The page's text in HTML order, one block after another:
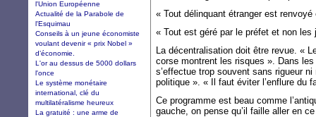
« Tout délinquant étranger est
« Tout est géré par le préfet et non les
La décentralisation doit être revue. «
corse montrent les risques ». Dans
s’effectue trop souvent sans rigueur
politique ». « Il faut éviter l’enflure du
Ce programme est beau comme
gauche, on pense qu’il faille aller en
l'Union Européenne
Actualité de la Parabole de
l'Esquimau
Conseils à un jeune économiste
voulant devenir « prix Nobel »
d’économie.
L'or au dessus de 5000 dollars
l'once
Le système monétaire
international, clé du
multilatéralisme heureux
La gratuité : une arme de